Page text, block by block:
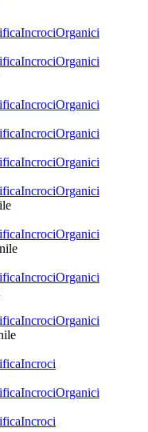
IncrociOrganici
IncrociOrganici
IncrociOrganici
IncrociOrganici
IncrociOrganici
IncrociOrganici
IncrociOrganici
IncrociOrganici
IncrociOrganici
Incroci
IncrociOrganici
Incroci